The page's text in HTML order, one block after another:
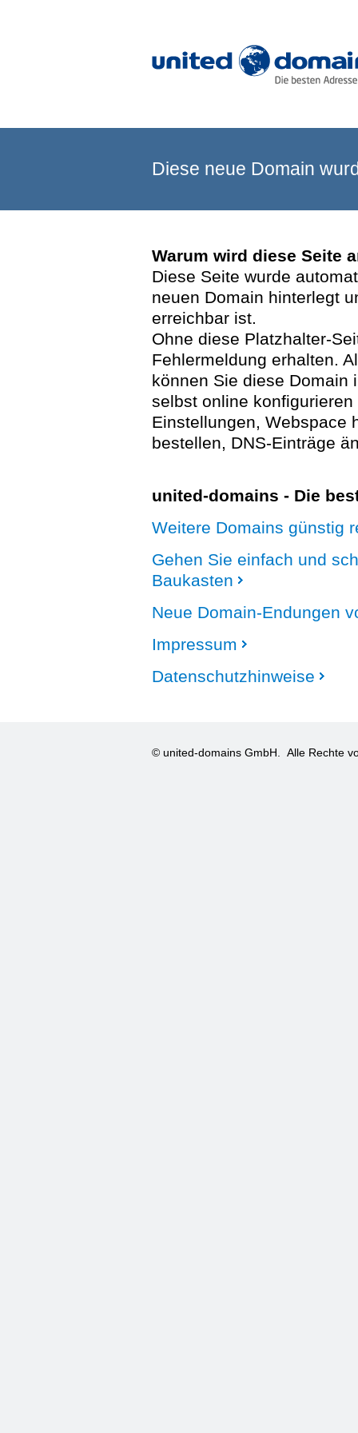
Diese neue Domain
Warum wird diese Seite
Diese Seite wurde
neuen Domain hinterlegt
erreichbar ist.
Ohne diese Platzhalter-
Fehlermeldung erhalten.
können Sie diese Domain
selbst online
Einstellungen, Webspace
bestellen, DNS-Einträge
united-domains - Die
Weitere Domains günstig
Gehen Sie einfach und
Baukasten
Neue Domain-Endungen
Impressum
Datenschutzhinweise
© united-domains GmbH. Alle Rechte